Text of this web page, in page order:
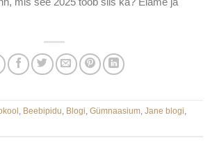
Beebipidu Blogi Gümnaasium, Jane blogi